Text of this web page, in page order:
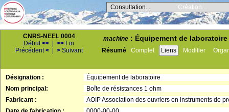
Consultation... Création...
CNRS-NEEL 0004
Début<< >> Fin
Précédent< > Suivant
machine : Équipement de
Résumé Complet Liens Modifier
Désignation :
Équipement de laboratoire
Nom principal:
Boîte de résistances 1 ohm
Fabricant :
AOIP Association des ouvriers en instruments de